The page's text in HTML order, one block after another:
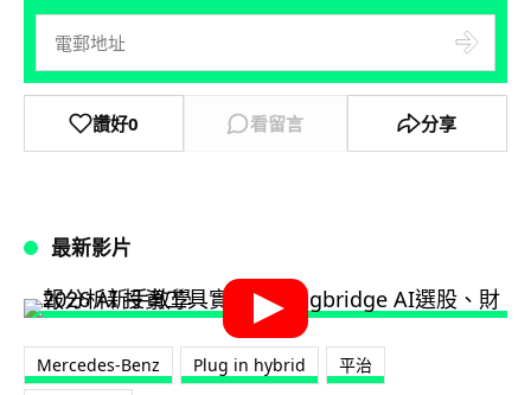
讚好0 看留言 分享
最新影片
Mercedes-Benz Plug in hybrid
平治